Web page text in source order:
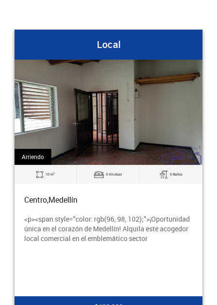
98, 102);">¡Oportunidad
Alquila este acogedor
sector
Arriendo
<p><span style="color:
pasar esta oportunidad de
nuevo hogar empresarial y